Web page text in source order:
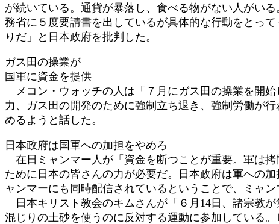
が続いている。通貨が暴落し、食べる物がない人がい
務省に５度要請書を出しているが具体的な行動をとっ
りだ」と日本政府を批判した。
ガス田の操業が
国軍に資金を提供
メコン・ウォッチの人は「７月にガス田の操業を開
力、ガス田の開発のために強制立ち退き、強制労働が
めるようと話した。
日本政府は国軍への加担をやめろ
在日ミャンマー人が「資金を断つことが重要。軍は
ために日本の皆さんの力が必要だ。日本政府は軍への
ャンマーにも同時配信されているということで、ミャ
日本キリスト教会のキムさんが「６月14日、諸宗教
混じりの土砂を使うのに反対する運動に参加している